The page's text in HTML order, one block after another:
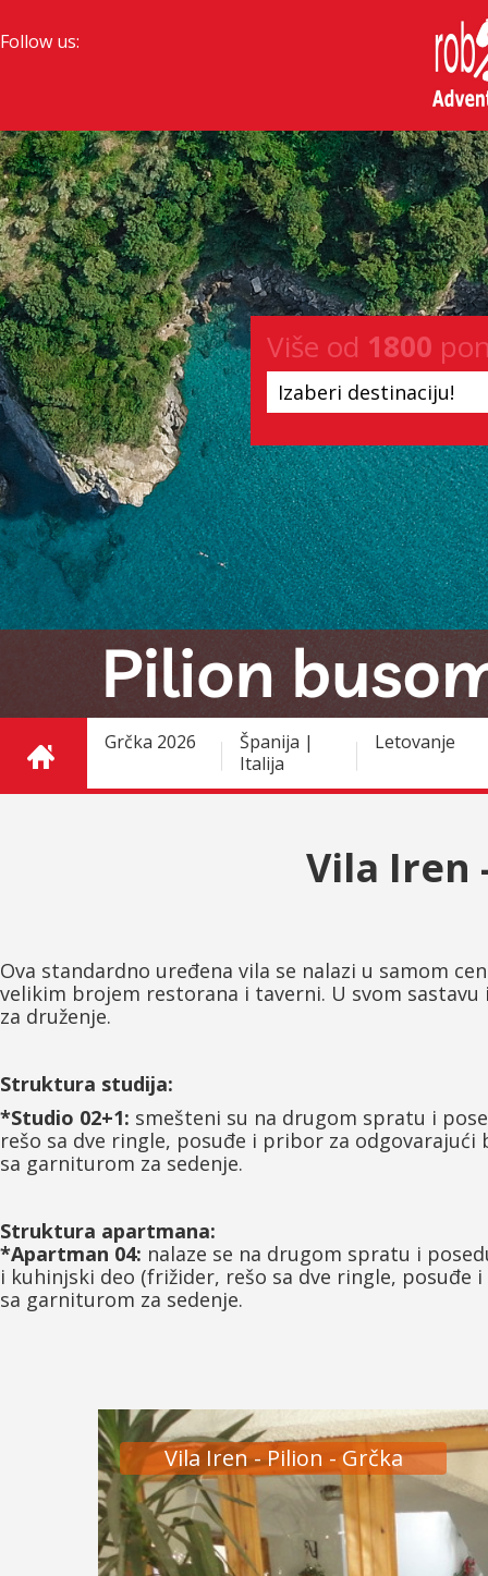
Follow us:
Više od 1800
Izaberi destinaciju!
Grčka 2026
Španija |
Italija
Letovanje
Vila Iren
Ova standardno uređena vila se nalazi u samom
velikim brojem restorana i taverni. U svom
za druženje.
Struktura studija:
*Studio 02+1: smešteni su na drugom spratu i
rešo sa dve ringle, posuđe i pribor za
sa garniturom za sedenje.
Struktura apartmana:
*Apartman 04: nalaze se na drugom spratu i
i kuhinjski deo (frižider, rešo sa dve ringle,
sa garniturom za sedenje.
Vila Iren - Pilion - Grčka